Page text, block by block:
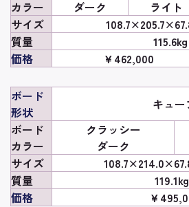
カラー ダーク ライト
サイズ
質量
115.6kg
価格
￥462,000
ボード
形状
キュー
ボード
カラー
クラッシー
ダーク
サイズ
質量
119.1kg
価格
￥